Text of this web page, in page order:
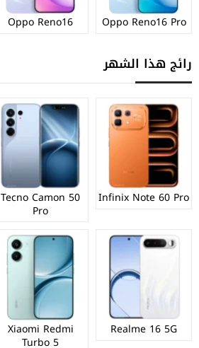
Oppo Reno16 Pro
Oppo Reno16
رائج هذا الشهر
Infinix Note 60 Pro
Tecno Camon 50
Pro
Realme 16 5G
Xiaomi Redmi
Turbo 5